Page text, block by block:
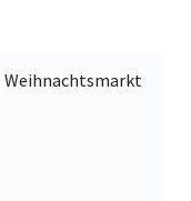
Weihnachtsmarkt